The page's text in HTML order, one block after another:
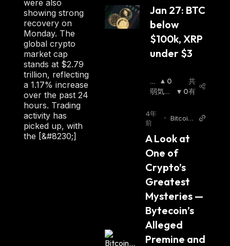
were also
showing strong
recovery on
Monday. The
global crypto
market cap
stands at $2.79
trillion, reflecting
a 1.17% increase
over the past 24
hours. Trading
activity has
picked up, with
the [&#8230;]
Jan 27: BTC
below
$100k, XRP
under $3
強
気
場
0
弱気相
0
共
有
4年
前
•
Bitcoin.
A Look at
One of
Crypto’s
Greatest
Mysteries —
Bytecoin’s
Alleged
Premine and